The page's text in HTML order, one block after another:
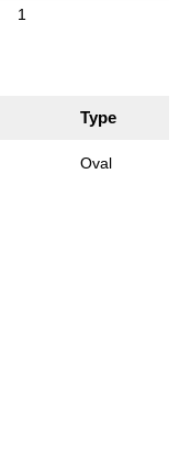
1
Type
Oval